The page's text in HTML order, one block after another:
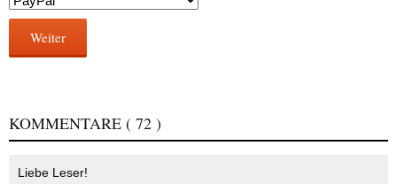
Weiter
KOMMENTARE ( 72 )
Liebe Leser!